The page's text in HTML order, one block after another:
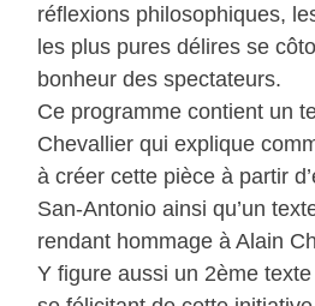
réflexions philosophiques,
les plus pures délires se
bonheur des spectateurs.
Ce programme contient un
Chevallier qui explique
à créer cette pièce à partir
San-Antonio ainsi qu’un
rendant hommage à Alain
Y figure aussi un 2ème